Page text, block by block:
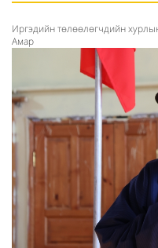
Иргэдийн төлөөлөгчдийн
Амар